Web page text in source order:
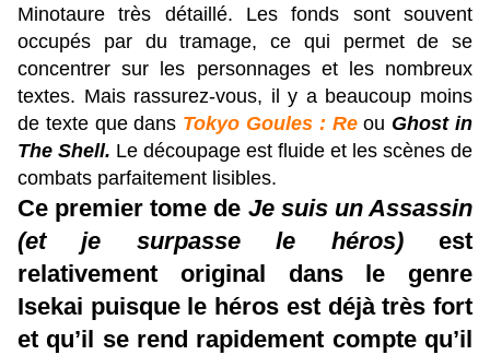
Minotaure très détaillé. Les fonds sont souvent
occupés par du tramage, ce qui permet de se
concentrer sur les personnages et les nombreux
textes. Mais rassurez-vous, il y a beaucoup moins
de texte que dans Tokyo Goules : Reou Ghost in
The Shell. Le découpage est fluide et les scènes de
combats parfaitement lisibles.
Ce premier tome de Je suis un Assassin
(et je surpasse le héros)est
relativement original dans le genre
Isekai puisque le héros est déjà très fort
et qu’il se rend rapidement compte qu’il